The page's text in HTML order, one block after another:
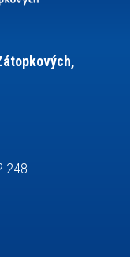
událost
248